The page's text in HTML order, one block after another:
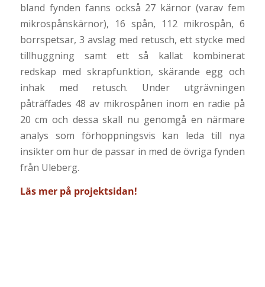
bland fynden fanns också 27 kärnor (varav fem
mikrospånskärnor), 16 spån, 112 mikrospån, 6
borrspetsar, 3 avslag med retusch, ett stycke med
tillhuggning samt ett så kallat kombinerat
redskap med skrapfunktion, skärande egg och
inhak med retusch. Under utgrävningen
påträffades 48 av mikrospånen inom en radie på
20 cm och dessa skall nu genomgå en närmare
analys som förhoppningsvis kan leda till nya
insikter om hur de passar in med de övriga fynden
från Uleberg.
Läs mer på projektsidan!